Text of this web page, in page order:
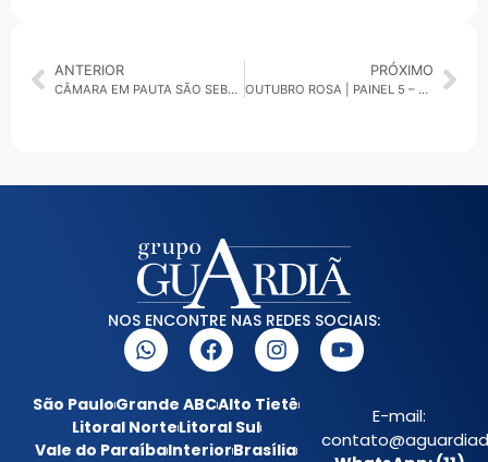
ANTERIOR
CÂMARA EM PAUTA SÃO SEBASTIÃO: AUDIÊNCIA PÚBLICA DISCUTE ORÇAMENTO MUNICIPAL DE 2026
PRÓXIMO
OUTUBRO ROSA | PAINEL 5 – MULHERES QUE INSPIRAM: HISTÓRIAS DE SUPERAÇÃO
NOS ENCONTRE NAS REDES SOCIAIS:
São PauloGrande ABCAlto Tietê
Litoral NorteLitoral Sul
Vale do ParaíbaInteriorBrasília
E-mail: